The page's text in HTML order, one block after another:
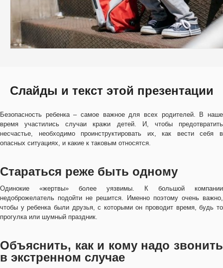
Слайды и текст этой презентации
Безопасность ребенка – самое важное для всех родителей. В наше
время участились случаи кражи детей. И, чтобы предотвратить
несчастье, необходимо проинструктировать их, как вести себя в
опасных ситуациях, и какие к таковым относятся.
Стараться реже быть одному
Одинокие «жертвы» более уязвимы. К большой компании
недоброжелатель подойти не решится. Именно поэтому очень важно,
чтобы у ребенка были друзья, с которыми он проводит время, будь то
прогулка или шумный праздник.
Объяснить, как и кому надо звонить
в экстренном случае